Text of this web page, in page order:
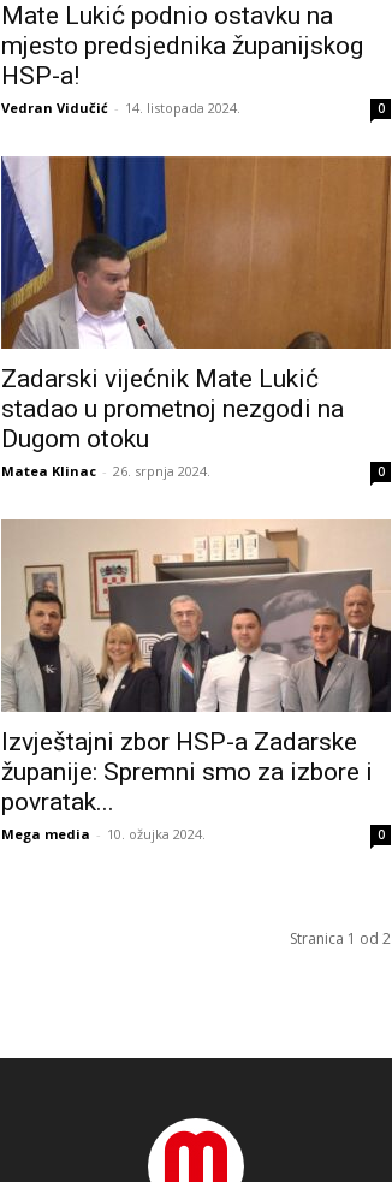
Mate Lukić podnio ostavku na
mjesto predsjednika županijskog
HSP-a!
Vedran Vidučić - 14. listopada 2024. 0
Zadarski vijećnik Mate Lukić
stadao u prometnoj nezgodi na
Dugom otoku
Matea Klinac - 26. srpnja 2024. 0
Izvještajni zbor HSP-a Zadarske
županije: Spremni smo za izbore i
povratak...
Mega media - 10. ožujka 2024. 0
Stranica 1 od 2